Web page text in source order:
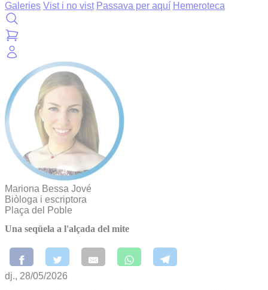
Galeries Vist i no vist Passava per aquí Hemeroteca
Mariona Bessa Jové
Biòloga i escriptora
Plaça del Poble
Una seqüela a l'alçada del mite
dj., 28/05/2026